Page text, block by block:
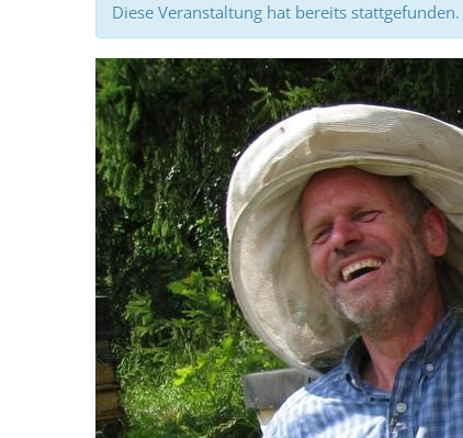
Diese Veranstaltung hat bereits stattgefunden.